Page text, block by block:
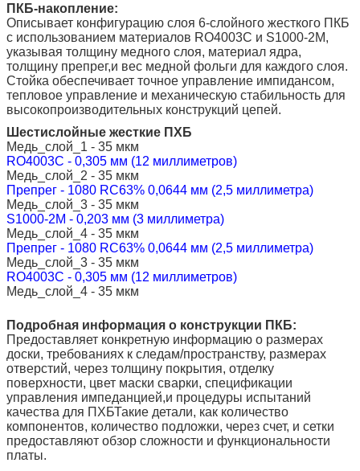
ПКБ-накопление:
Описывает конфигурацию слоя 6-слойного жесткого ПКБ
с использованием материалов RO4003C и S1000-2M,
указывая толщину медного слоя, материал ядра,
толщину препрег,и вес медной фольги для каждого слоя.
Стойка обеспечивает точное управление импидансом,
тепловое управление и механическую стабильность для
высокопроизводительных конструкций цепей.
Шестислойные жесткие ПХБ
Медь_слой_1 - 35 мкм
RO4003C - 0,305 мм (12 миллиметров)
Медь_слой_2 - 35 мкм
Препрег - 1080 RC63% 0,0644 мм (2,5 миллиметра)
Медь_слой_3 - 35 мкм
S1000-2M - 0,203 мм (3 миллиметра)
Медь_слой_4 - 35 мкм
Препрег - 1080 RC63% 0,0644 мм (2,5 миллиметра)
Медь_слой_3 - 35 мкм
RO4003C - 0,305 мм (12 миллиметров)
Медь_слой_4 - 35 мкм
Подробная информация о конструкции ПКБ:
Предоставляет конкретную информацию о размерах
доски, требованиях к следам/пространству, размерах
отверстий, через толщину покрытия, отделку
поверхности, цвет маски сварки, спецификации
управления импеданцией,и процедуры испытаний
качества для ПХБТакие детали, как количество
компонентов, количество подложки, через счет, и сетки
предоставляют обзор сложности и функциональности
платы.